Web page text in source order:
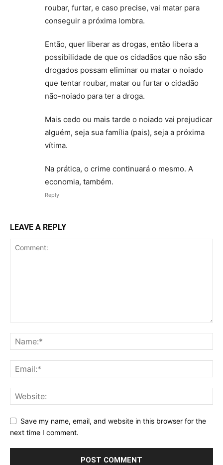
roubar, furtar, e caso precise, vai matar para
conseguir a próxima lombra.
Então, quer liberar as drogas, então libera a
possibilidade de que os cidadãos que não são
drogados possam eliminar ou matar o noiado
que tentar roubar, matar ou furtar o cidadão
não-noiado para ter a droga.
Mais cedo ou mais tarde o noiado vai prejudicar
alguém, seja sua família (pais), seja a próxima
vítima.
Na prática, o crime continuará o mesmo. A
economia, também.
Reply
LEAVE A REPLY
Save my name, email, and website in this browser for the
next time I comment.